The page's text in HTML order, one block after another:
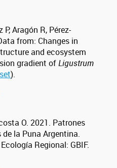
Aragón R, Pérez-
from: Changes in
and ecosystem
gradient ofLigustrum
).
O. 2021. Patrones
la Puna Argentina.
Regional: GBIF.